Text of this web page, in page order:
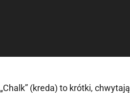
„Chalk” (kreda) to krótki,